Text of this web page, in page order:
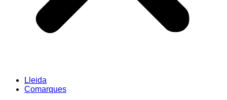
Lleida
Comarques